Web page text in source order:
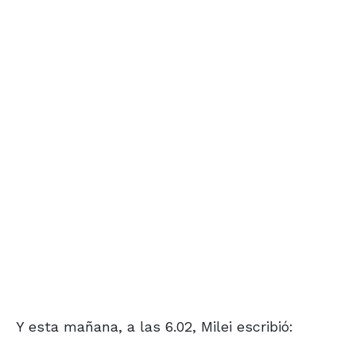
Y esta mañana, a las 6.02, Milei escribió: